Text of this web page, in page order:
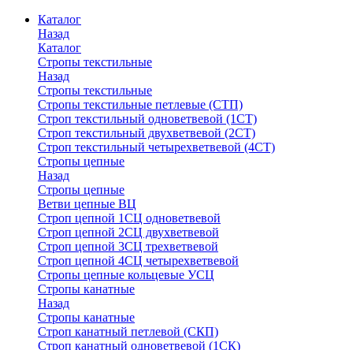
Каталог
Назад
Каталог
Стропы текстильные
Назад
Стропы текстильные
Стропы текстильные петлевые (СТП)
Строп текстильный одноветвевой (1СТ)
Строп текстильный двухветвевой (2СТ)
Строп текстильный четырехветвевой (4СТ)
Стропы цепные
Назад
Стропы цепные
Ветви цепные ВЦ
Строп цепной 1СЦ одноветвевой
Строп цепной 2СЦ двухветвевой
Строп цепной 3СЦ трехветвевой
Строп цепной 4СЦ четырехветвевой
Стропы цепные кольцевые УСЦ
Стропы канатные
Назад
Стропы канатные
Строп канатный петлевой (СКП)
Строп канатный одноветвевой (1СК)